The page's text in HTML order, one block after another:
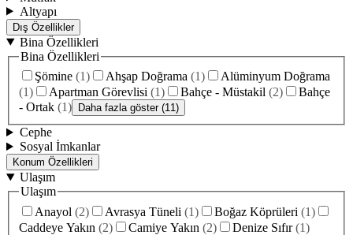
Altyapı
Dış Özellikler
Bina Özellikleri
Bina Özellikleri
Şömine (1) Ahşap Doğrama (1)
Alüminyum Doğrama
(1) Apartman Görevlisi (1) Bahçe - Müstakil (2)
Bahçe
- Ortak (1) Daha fazla göster (11)
Cephe
Sosyal İmkanlar
Konum Özellikleri
Ulaşım
Ulaşım
Anayol (2) Avrasya Tüneli (1) Boğaz Köprüleri (1)
Caddeye Yakın (2) Camiye Yakın (2) Denize Sıfır (1)